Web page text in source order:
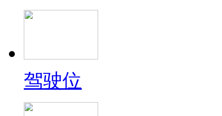
驾驶位